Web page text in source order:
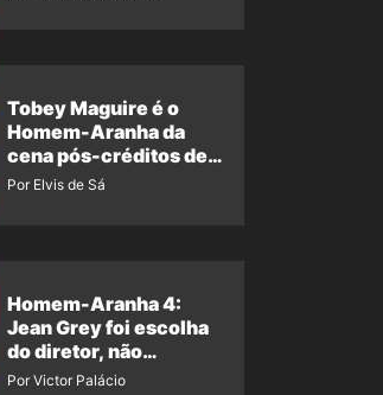
Tobey Maguire é o
Homem-Aranha da
cena pós-créditos de
Um Novo Dia?
Por Elvis de Sá
Homem-Aranha 4:
Jean Grey foi escolha
do diretor, não
imposição da Marvel
Por Victor Palácio